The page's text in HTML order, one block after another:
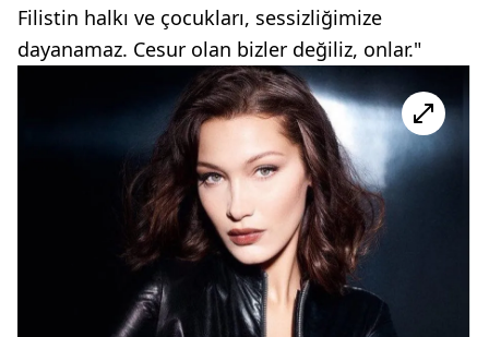
Filistin halkı ve çocukları, sessizliğimize
dayanamaz. Cesur olan bizler değiliz, onlar."